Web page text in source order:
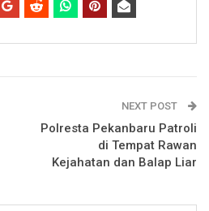
NEXT POST
Polresta Pekanbaru Patroli
di Tempat Rawan
Kejahatan dan Balap Liar